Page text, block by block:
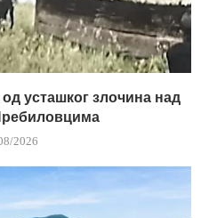
усташког злочина над
2026